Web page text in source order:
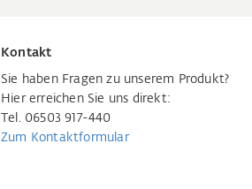
Kontakt
Sie haben Fragen zu unserem Produkt?
Hier erreichen Sie uns direkt:
Tel. 06503 917-440
Zum Kontaktformular